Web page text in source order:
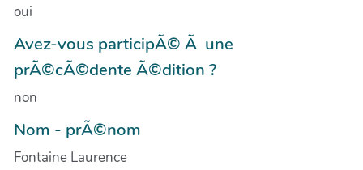
oui
Avez-vous participÃ© Ã une
prÃ©cÃ©dente Ã©dition ?
non
Nom - prÃ©nom
Fontaine Laurence